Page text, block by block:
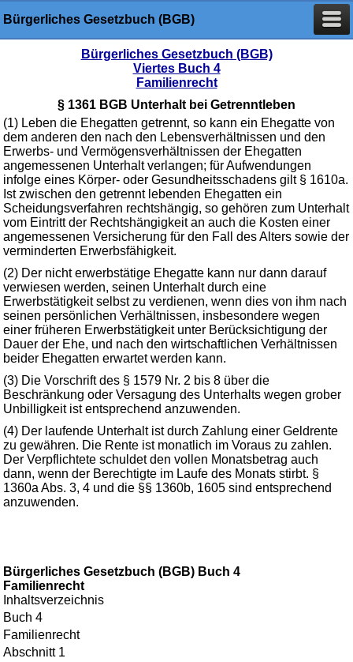
Bürgerliches Gesetzbuch (BGB)
Bürgerliches Gesetzbuch (BGB)
Viertes Buch 4
Familienrecht
§ 1361 BGB Unterhalt bei Getrenntleben
(1) Leben die Ehegatten getrennt, so kann ein Ehegatte von
dem anderen den nach den Lebensverhältnissen und den
Erwerbs- und Vermögensverhältnissen der Ehegatten
angemessenen Unterhalt verlangen; für Aufwendungen
infolge eines Körper- oder Gesundheitsschadens gilt § 1610a.
Ist zwischen den getrennt lebenden Ehegatten ein
Scheidungsverfahren rechtshängig, so gehören zum Unterhalt
vom Eintritt der Rechtshängigkeit an auch die Kosten einer
angemessenen Versicherung für den Fall des Alters sowie der
verminderten Erwerbsfähigkeit.
(2) Der nicht erwerbstätige Ehegatte kann nur dann darauf
verwiesen werden, seinen Unterhalt durch eine
Erwerbstätigkeit selbst zu verdienen, wenn dies von ihm nach
seinen persönlichen Verhältnissen, insbesondere wegen
einer früheren Erwerbstätigkeit unter Berücksichtigung der
Dauer der Ehe, und nach den wirtschaftlichen Verhältnissen
beider Ehegatten erwartet werden kann.
(3) Die Vorschrift des § 1579 Nr. 2 bis 8 über die
Beschränkung oder Versagung des Unterhalts wegen grober
Unbilligkeit ist entsprechend anzuwenden.
(4) Der laufende Unterhalt ist durch Zahlung einer Geldrente
zu gewähren. Die Rente ist monatlich im Voraus zu zahlen.
Der Verpflichtete schuldet den vollen Monatsbetrag auch
dann, wenn der Berechtigte im Laufe des Monats stirbt. §
1360a Abs. 3, 4 und die §§ 1360b, 1605 sind entsprechend
anzuwenden.
Bürgerliches Gesetzbuch (BGB) Buch 4
Familienrecht
Inhaltsverzeichnis
Buch 4
Familienrecht
Abschnitt 1